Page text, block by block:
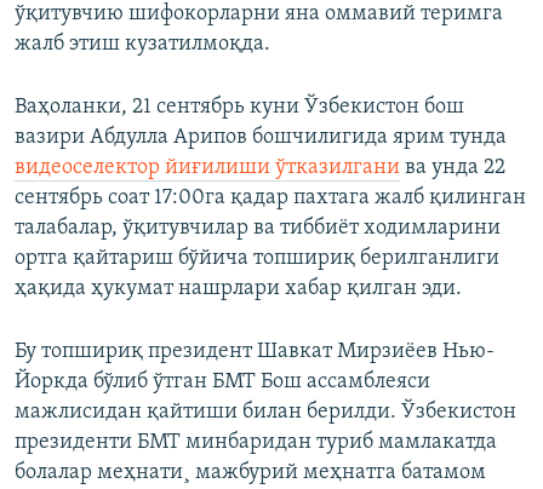
ўқитувчию шифокорларни яна оммавий теримга
жалб этиш кузатилмоқда.
Ваҳоланки, 21 сентябрь куни Ўзбекистон бош
вазири Абдулла Арипов бошчилигида ярим тунда
видеоселектор йиғилиши ўтказилгани ва унда 22
сентябрь соат 17:00га қадар пахтага жалб қилинган
талабалар, ўқитувчилар ва тиббиёт ходимларини
ортга қайтариш бўйича топшириқ берилганлиги
ҳақида ҳукумат нашрлари хабар қилган эди.
Бу топшириқ президент Шавкат Мирзиëев Нью-
Йоркда бўлиб ўтган БМТ Бош ассамблеяси
мажлисидан қайтиши билан берилди. Ўзбекистон
президенти БМТ минбаридан туриб мамлакатда
болалар меҳнати¸ мажбурий меҳнатга батамом